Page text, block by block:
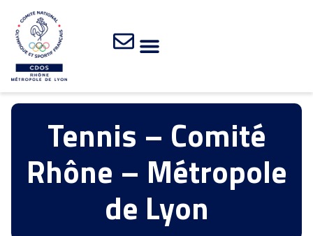
Tennis – Comité
Rhône – Métropole
de Lyon